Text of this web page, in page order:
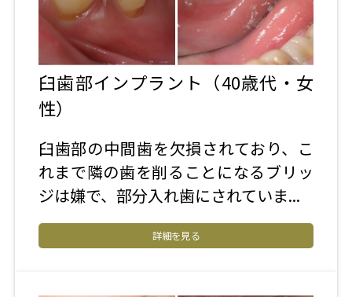
臼歯部インプラント（40歳代・女
性）
臼歯部の中間歯を欠損されており、こ
れまで隣の歯を削ることになるブリッ
ジは嫌で、部分入れ歯にされていま...
詳細を見る